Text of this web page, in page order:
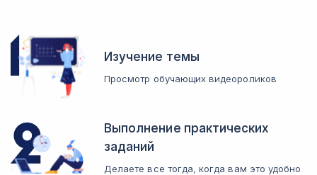
Изучение темы
Просмотр обучающих видеороликов
Выполнение практических
заданий
Делаете все тогда, когда вам это удобно